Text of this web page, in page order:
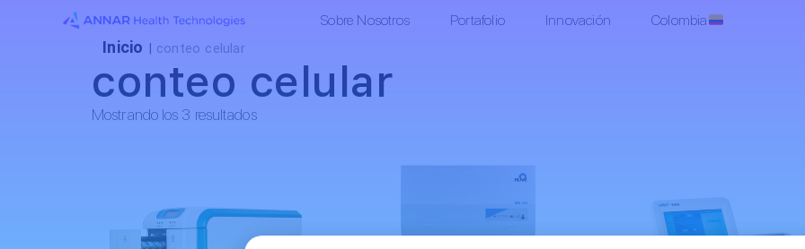
Sobre Nosotros Portafolio Innovación Colombia
Inicio | conteo celular
conteo celular
Mostrando los 3 resultados